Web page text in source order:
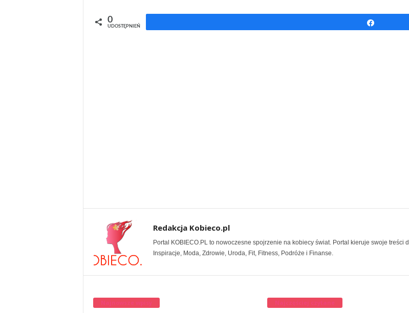
0
UDOSTĘPNIEŃ
Redakcja Kobieco.pl
Portal KOBIECO.PL to nowoczesne spojrzenie na kobiecy świat. Portal kieruje swoje treści
Inspiracje, Moda, Zdrowie, Uroda, Fit, Fitness, Podróże i Finanse.
Najnowsze wpisy Najczęściej czytane